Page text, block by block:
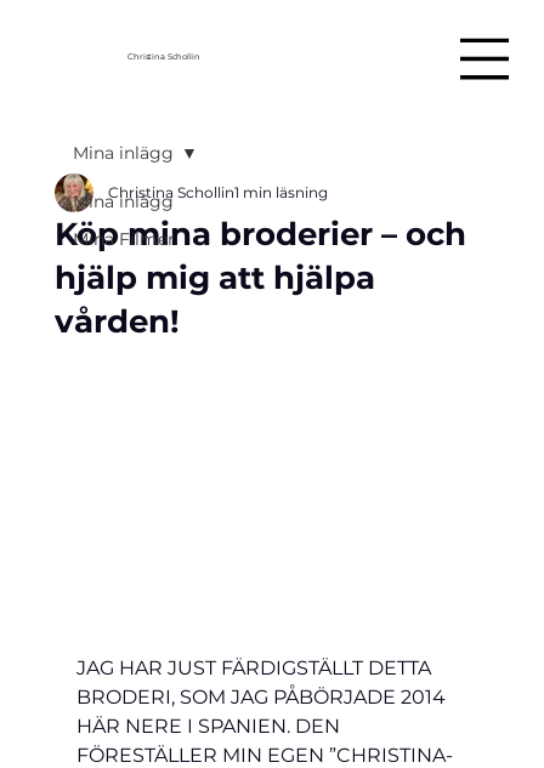
Christina Schollin
Mina inlägg
Mina Filmer
Mina inlägg
Köp mina broderier – och
hjälp mig att hjälpa
vården!
Christina Schollin1 min läsning
JAG HAR JUST FÄRDIGSTÄLLT DETTA
BRODERI, SOM JAG PÅBÖRJADE 2014
HÄR NERE I SPANIEN. DEN
FÖRESTÄLLER MIN EGEN ”CHRISTINA-